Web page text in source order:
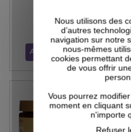
36,99 €
AJOUTER AU PANIER
Nous utilisons des
d’autres
navigation sur notre
nous-mêmes
cookies permettant
de vous offrir
Vous pourrez
moment en cliquant
n'importe
Refuser